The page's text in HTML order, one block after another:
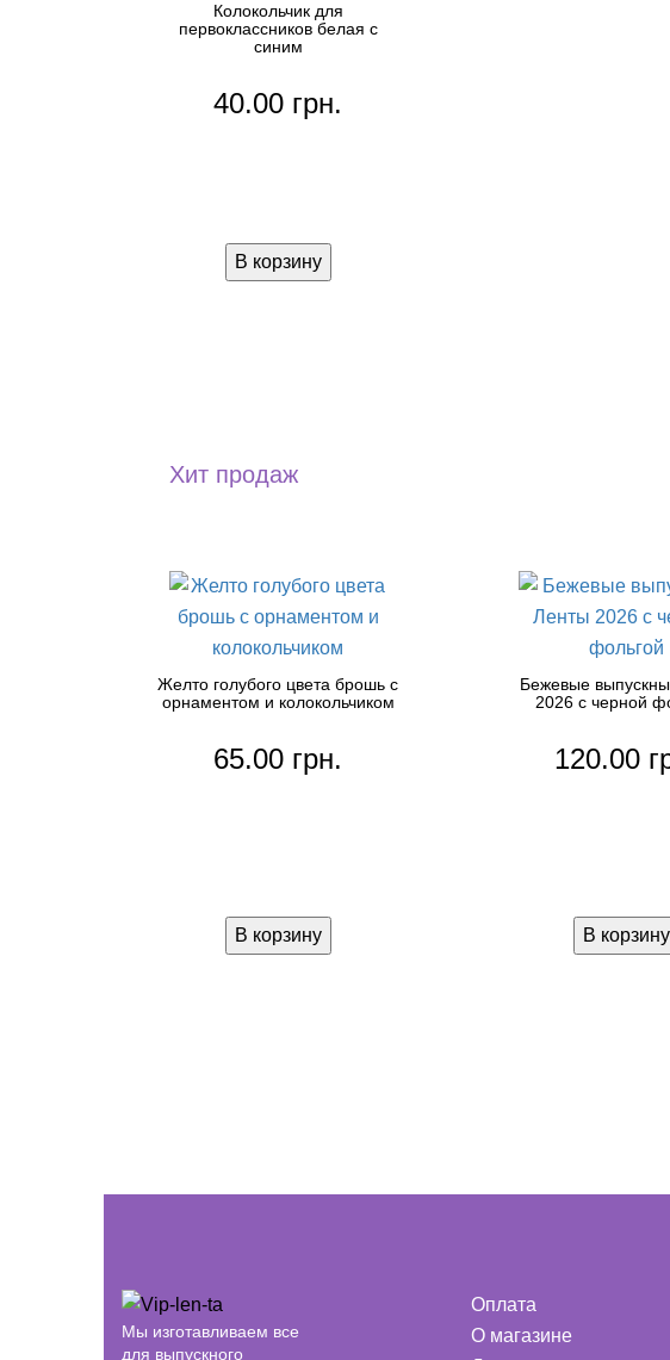
Колокольчик для
первоклассников белая с
синим
40.00 грн.
В корзину
Хит продаж
Желто голубого цвета брошь с
орнаментом и колокольчиком
65.00 грн.
В корзину
Бежевые
2026 с черной
120.00
В корзину
Мы изготавливаем все
для выпускного
Оплата
О магазине